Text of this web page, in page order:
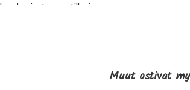
instrumentillesi.
Muut ostivat